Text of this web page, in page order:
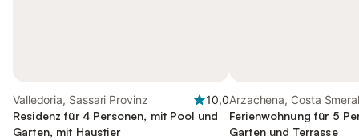
Valledoria, Sassari Provinz
10,0
Residenz für 4 Personen, mit Pool und
Garten, mit Haustier
Arzachena, Costa
Ferienwohnung für 5
Garten und Terrasse